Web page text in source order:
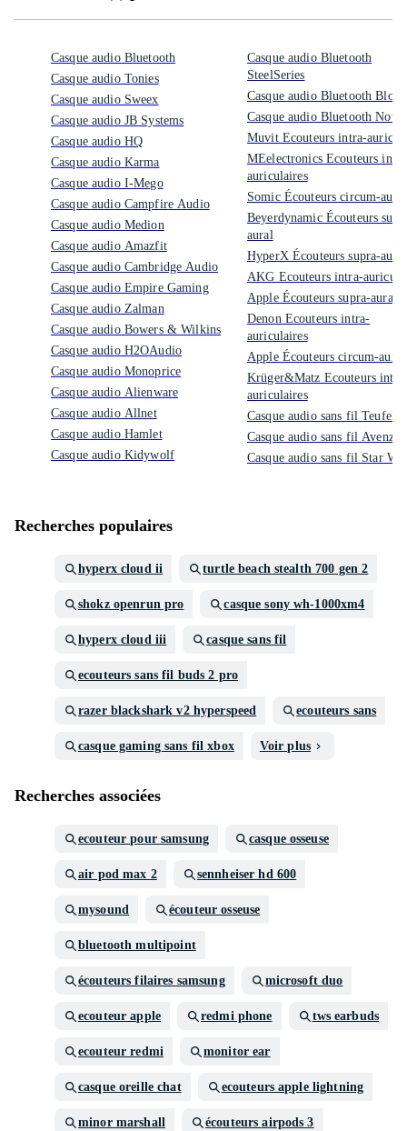
Casque audio Bluetooth
Casque audio Tonies
Casque audio Sweex
Casque audio JB Systems
Casque audio HQ
Casque audio Karma
Casque audio I-Mego
Casque audio Campfire Audio
Casque audio Medion
Casque audio Amazfit
Casque audio Cambridge Audio
Casque audio Empire Gaming
Casque audio Zalman
Casque audio Bowers & Wilkins
Casque audio H2OAudio
Casque audio Monoprice
Casque audio Alienware
Casque audio Allnet
Casque audio Hamlet
Casque audio Kidywolf
Casque audio Bluetooth
SteelSeries
Casque audio Bluetooth Blow
Casque audio Bluetooth
Muvit Ecouteurs intra-
MEelectronics Ecouteurs
auriculaires
Somic Écouteurs circum-aural
Beyerdynamic Écouteurs
aural
HyperX Écouteurs supra-aural
AKG Ecouteurs intra-
Apple Écouteurs supra-aural
Denon Ecouteurs intra-
auriculaires
Apple Écouteurs circum-aural
Krüger&Matz Ecouteurs
auriculaires
Casque audio sans fil Teufel
Casque audio sans fil Avenzo
Casque audio sans fil Star
Recherches populaires
hyperx cloud ii turtle beach stealth 700 gen 2
shokz openrun pro casque sony wh-1000xm4
hyperx cloud iii casque sans fil
ecouteurs sans fil buds 2 pro
razer blackshark v2 hyperspeed ecouteurs sans
casque gaming sans fil xbox Voir plus
Recherches associées
ecouteur pour samsung casque osseuse
air pod max 2 sennheiser hd 600
mysound écouteur osseuse
bluetooth multipoint
écouteurs filaires samsung microsoft duo
ecouteur apple redmi phone tws earbuds
ecouteur redmi monitor ear
casque oreille chat ecouteurs apple lightning
minor marshall écouteurs airpods 3